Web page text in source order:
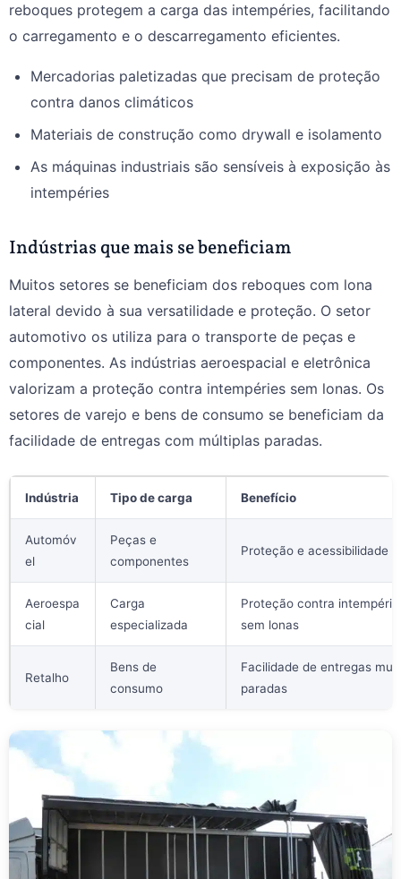
reboques protegem a carga das intempéries, facilitando
o carregamento e o descarregamento eficientes.
Mercadorias paletizadas que precisam de proteção
contra danos climáticos
Materiais de construção como drywall e isolamento
As máquinas industriais são sensíveis à exposição às
intempéries
Indústrias que mais se beneficiam
Muitos setores se beneficiam dos reboques com lona
lateral devido à sua versatilidade e proteção. O setor
automotivo os utiliza para o transporte de peças e
componentes. As indústrias aeroespacial e eletrônica
valorizam a proteção contra intempéries sem lonas. Os
setores de varejo e bens de consumo se beneficiam da
facilidade de entregas com múltiplas paradas.
Indústria Tipo de carga Benefício
Automóv
el
Peças e
componentes
Proteção e acessibilidade
Aeroespa
cial
Carga
especializada
Proteção contra
sem lonas
Retalho
Bens de
consumo
Facilidade de entregas
paradas